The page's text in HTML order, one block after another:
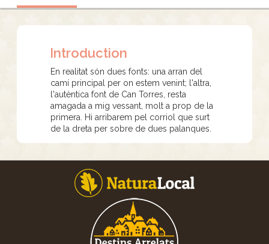
Introduction
En realitat són dues fonts: una arran del
camí principal per on estem venint; l'altra,
l'autèntica font de Can Torres, resta
amagada a mig vessant, molt a prop de la
primera. Hi arribarem pel corriol que surt
de la dreta per sobre de dues palanques.